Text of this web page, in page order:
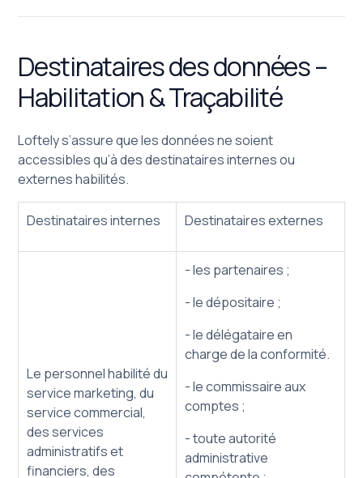
Destinataires des données –
Habilitation & Traçabilité
Loftely s’assure que les données ne soient
accessibles qu’à des destinataires internes ou
externes habilités.
Destinataires internes Destinataires externes
Le personnel habilité du
service marketing, du
service commercial,
des services
administratifs et
financiers, des
- les partenaires ;
- le dépositaire ;
- le délégataire en
charge de la conformité.
- le commissaire aux
comptes ;
- toute autorité
administrative